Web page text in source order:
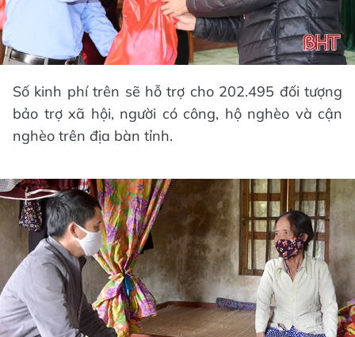
Số kinh phí trên sẽ hỗ trợ cho 202.495 đối tượng
bảo trợ xã hội, người có công, hộ nghèo và cận
nghèo trên địa bàn tỉnh.